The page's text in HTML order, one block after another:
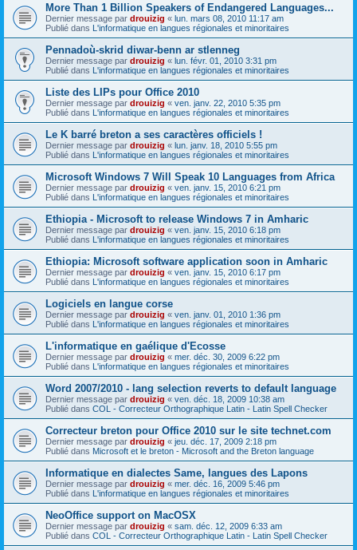
More Than 1 Billion Speakers of Endangered Languages...
Dernier message par drouizig « lun. mars 08, 2010 11:17 am
Publié dans L'informatique en langues régionales et minoritaires
Pennadoù-skrid diwar-benn ar stlenneg
Dernier message par drouizig « lun. févr. 01, 2010 3:31 pm
Publié dans L'informatique en langues régionales et minoritaires
Liste des LIPs pour Office 2010
Dernier message par drouizig « ven. janv. 22, 2010 5:35 pm
Publié dans L'informatique en langues régionales et minoritaires
Le K barré breton a ses caractères officiels !
Dernier message par drouizig « lun. janv. 18, 2010 5:55 pm
Publié dans L'informatique en langues régionales et minoritaires
Microsoft Windows 7 Will Speak 10 Languages from Africa
Dernier message par drouizig « ven. janv. 15, 2010 6:21 pm
Publié dans L'informatique en langues régionales et minoritaires
Ethiopia - Microsoft to release Windows 7 in Amharic
Dernier message par drouizig « ven. janv. 15, 2010 6:18 pm
Publié dans L'informatique en langues régionales et minoritaires
Ethiopia: Microsoft software application soon in Amharic
Dernier message par drouizig « ven. janv. 15, 2010 6:17 pm
Publié dans L'informatique en langues régionales et minoritaires
Logiciels en langue corse
Dernier message par drouizig « ven. janv. 01, 2010 1:36 pm
Publié dans L'informatique en langues régionales et minoritaires
L'informatique en gaélique d'Ecosse
Dernier message par drouizig « mer. déc. 30, 2009 6:22 pm
Publié dans L'informatique en langues régionales et minoritaires
Word 2007/2010 - lang selection reverts to default language
Dernier message par drouizig « ven. déc. 18, 2009 10:38 am
Publié dans COL - Correcteur Orthographique Latin - Latin Spell Checker
Correcteur breton pour Office 2010 sur le site technet.com
Dernier message par drouizig « jeu. déc. 17, 2009 2:18 pm
Publié dans Microsoft et le breton - Microsoft and the Breton language
Informatique en dialectes Same, langues des Lapons
Dernier message par drouizig « mer. déc. 16, 2009 5:46 pm
Publié dans L'informatique en langues régionales et minoritaires
NeoOffice support on MacOSX
Dernier message par drouizig « sam. déc. 12, 2009 6:33 am
Publié dans COL - Correcteur Orthographique Latin - Latin Spell Checker